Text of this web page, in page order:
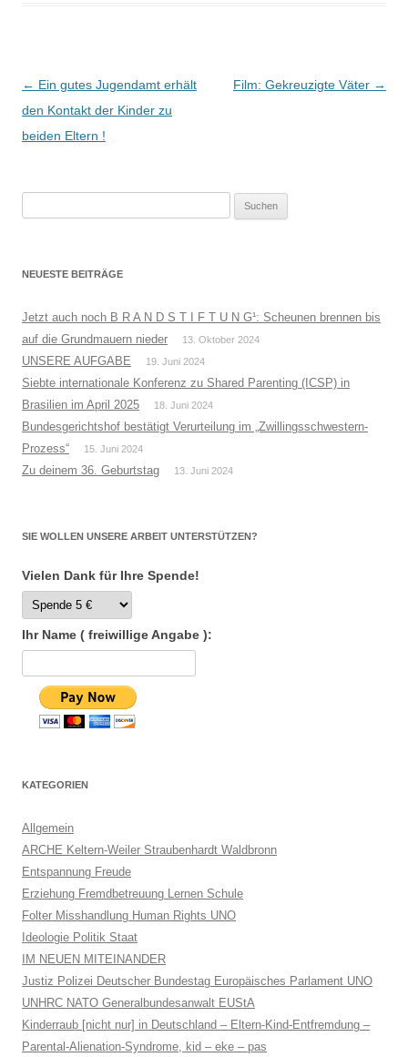
Beitrags-
Navigation
← Ein gutes Jugendamt erhält
den Kontakt der Kinder zu
beiden Eltern !
Film: Gekreuzigte Väter →
nach:
NEUESTE BEITRÄGE
Jetzt auch noch B R A N D S T I F T U N G¹: Scheunen brennen bis
auf die Grundmauern nieder
13. Oktober 2024
UNSERE AUFGABE 19. Juni 2024
Siebte internationale Konferenz zu Shared Parenting (ICSP) in
Brasilien im April 2025
18. Juni 2024
Bundesgerichtshof bestätigt Verurteilung im „Zwillingsschwestern-
Prozess“
15. Juni 2024
Zu deinem 36. Geburtstag 13. Juni 2024
SIE WOLLEN UNSERE ARBEIT UNTERSTÜTZEN?
Vielen Dank für Ihre Spende!
Ihr Name ( freiwillige Angabe ):
KATEGORIEN
Allgemein
ARCHE Keltern-Weiler Straubenhardt Waldbronn
Entspannung Freude
Erziehung Fremdbetreuung Lernen Schule
Folter Misshandlung Human Rights UNO
Ideologie Politik Staat
IM NEUEN MITEINANDER
Justiz Polizei Deutscher Bundestag Europäisches Parlament UNO
UNHRC NATO Generalbundesanwalt EUStA
Kinderraub [nicht nur] in Deutschland – Eltern-Kind-Entfremdung –
Parental-Alienation-Syndrome, kid – eke – pas